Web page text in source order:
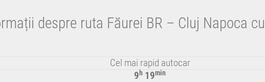
despre ruta Făurei BR – Cluj Napoca
Cel mai rapid autocar
9h 19min